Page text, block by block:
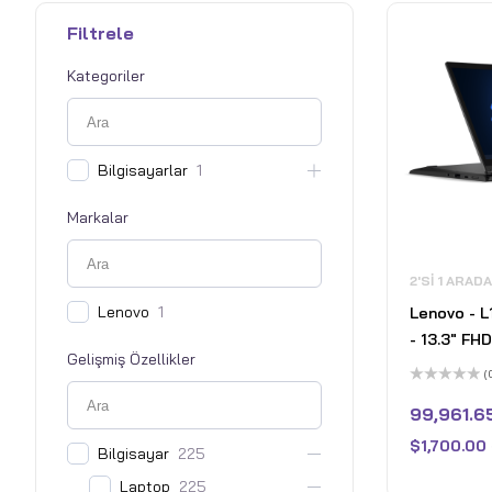
Filtrele
Kategoriler
Bilgisayarlar 1
Markalar
Lenovo 1
Gelişmiş Özellikler
Bilgisayar 225
Laptop 225
2'SI 1
Lenovo -
- 13.3"
Kalem -
1255U -
üzerinden
0
aldı
$1,700.00